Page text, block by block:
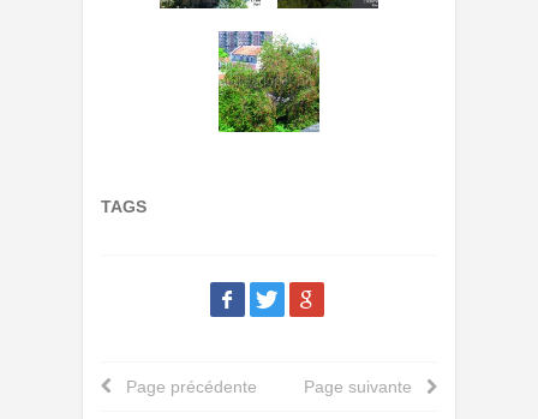
TAGS
Page précédente Page suivante